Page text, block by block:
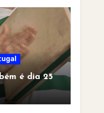
é dia 25